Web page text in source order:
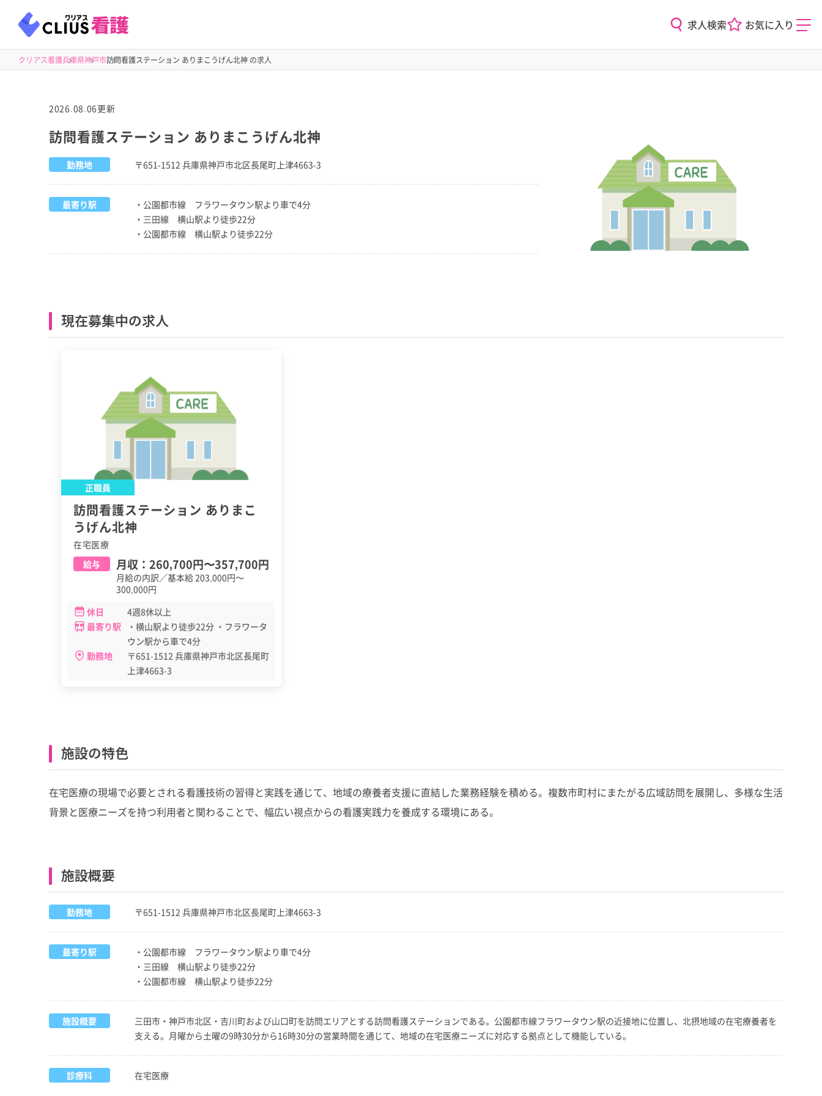
求人検索 お気に入り
クリアス看護兵庫県神戸市訪問看護ステーション ありまこうげん北神 の求人
2026.08.06更新
訪問看護ステーション ありまこうげん北神
勤務地 〒651-1512 兵庫県神戸市北区長尾町上津4663-3
最寄り駅
・公園都市線 フラワータウン駅より車で4分
・三田線 横山駅より徒歩22分
・公園都市線 横山駅より徒歩22分
現在募集中の求人
正職員
訪問看護ステーション ありまこ
うげん北神
在宅医療
給与
月収： 260,700円〜357,700円
月給の内訳／基本給 203,000円～
300,000円
休日
4週8休以上
最寄り駅
・横山駅より徒歩22分 ・フラワータ
ウン駅から車で4分
勤務地
〒651-1512 兵庫県神戸市北区長尾町
上津4663-3
施設の特色
在宅医療の現場で必要とされる看護技術の習得と実践を通じて、地域の療養者支援に直結した業務経験を積める。複数市町村にまたがる広域訪問を展開し、多様な生活
背景と医療ニーズを持つ利用者と関わることで、幅広い視点からの看護実践力を養成する環境にある。
施設概要
勤務地 〒651-1512 兵庫県神戸市北区長尾町上津4663-3
最寄り駅
・公園都市線 フラワータウン駅より車で4分
・三田線 横山駅より徒歩22分
・公園都市線 横山駅より徒歩22分
施設概要
三田市・神戸市北区・吉川町および山口町を訪問エリアとする訪問看護ステーションである。公園都市線フラワータウン駅の近接地に位置し、北摂地域の在宅療養者を
支える。月曜から土曜の9時30分から16時30分の営業時間を通じて、地域の在宅医療ニーズに対応する拠点として機能している。
診療科 在宅医療